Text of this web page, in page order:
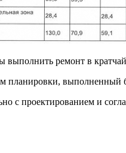
ремонт в
планировки, выполненный
с проектированием и